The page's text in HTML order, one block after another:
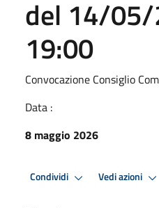
del 14/
19:00
Convocazione Consiglio
Data :
8 maggio 2026
Condividi Vedi azioni